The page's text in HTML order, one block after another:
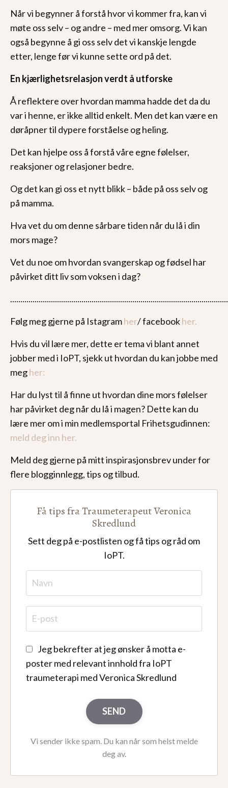
Når vi begynner å forstå hvor vi kommer fra, kan vi
møte oss selv – og andre – med mer omsorg. Vi kan
også begynne å gi oss selv det vi kanskje lengde
etter, lenge før vi kunne sette ord på det.
En kjærlighetsrelasjon verdt å utforske
Å reflektere over hvordan mamma hadde det da du
var i henne, er ikke alltid enkelt. Men det kan være en
døråpner til dypere forståelse og heling.
Det kan hjelpe oss å forstå våre egne følelser,
reaksjoner og relasjoner bedre.
Og det kan gi oss et nytt blikk – både på oss selv og
på mamma.
Hva vet du om denne sårbare tiden når du lå i din
mors mage?
Vet du noe om hvordan svangerskap og fødsel har
påvirket ditt liv som voksen i dag?
Følg meg gjerne på Istagramher/ facebookher.
Hvis du vil lære mer, dette er tema vi blant annet
jobber med i IoPT, sjekk ut hvordan du kan jobbe med
megher:
Har du lyst til å finne ut hvordan dine mors følelser
har påvirket deg når du lå i magen? Dette kan du
lære mer om i min medlemsportal Frihetsgudinnen:
meld deg inn her.
Meld deg gjerne på mitt inspirasjonsbrev under for
flere blogginnlegg, tips og tilbud.
Få tips fra Traumeterapeut Veronica
Skredlund
Sett deg på e-postlisten og få tips og råd om
IoPT.
Jeg bekrefter at jeg ønsker å motta e-
poster med relevant innhold fra IoPT
traumeterapi med Veronica Skredlund
SEND
Vi sender ikke spam. Du kan når som helst melde
deg av.